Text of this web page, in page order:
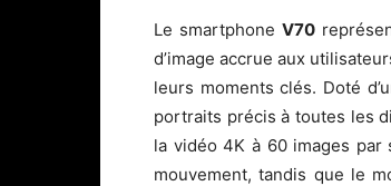
Le smartphoneV70
d’image accrue aux
leurs moments clés. Doté
portraits précis à toutes les
la vidéo 4K à 60 images
mouvement, tandis que le